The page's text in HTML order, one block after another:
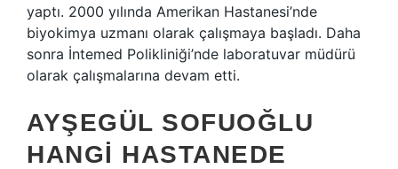
yaptı. 2000 yılında Amerikan Hastanesi’nde
biyokimya uzmanı olarak çalışmaya başladı. Daha
sonra İntemed Polikliniği’nde laboratuvar müdürü
olarak çalışmalarına devam etti.
AYŞEGÜL SOFUOĞLU
HANGI HASTANEDE